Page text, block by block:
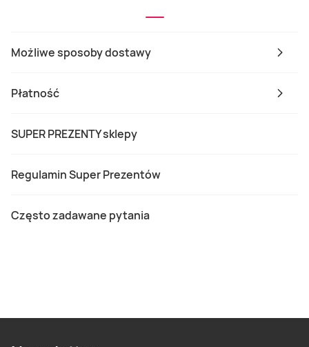
Możliwe sposoby dostawy
Płatność
SUPER PREZENTY sklepy
Regulamin Super Prezentów
Często zadawane pytania